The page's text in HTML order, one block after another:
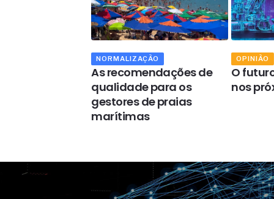
NORMALIZAÇÃO
As recomendações de
qualidade para os
gestores de praias
marítimas
OPINIÃO
O
nos